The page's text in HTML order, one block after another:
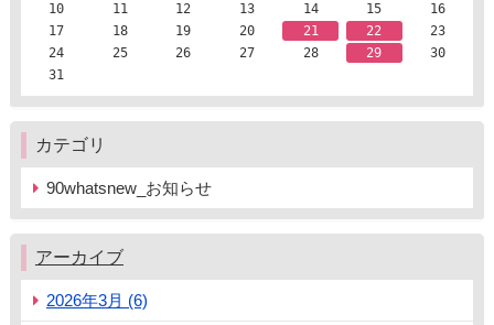
10
11 12 13 14 15
16
17
18 19 20 21 22
23
24
25 26 27 28 29
30
31
カテゴリ
90whatsnew_お知らせ
アーカイブ
2026年3月 (6)